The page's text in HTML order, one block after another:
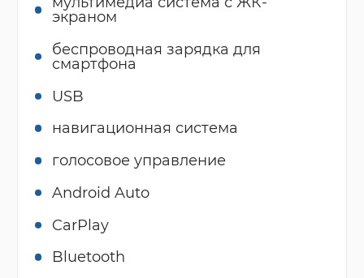
экраном
беспроводная зарядка для
смартфона
USB
навигационная система
голосовое управление
Android Auto
CarPlay
Bluetooth